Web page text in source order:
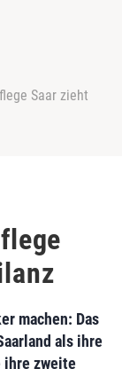
Saar zieht
machen: Das
als ihre
zweite